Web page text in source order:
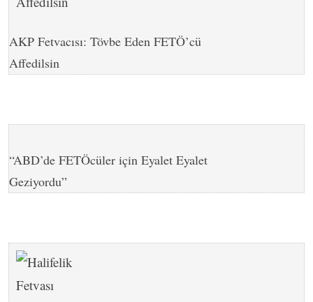
AKP Fetvacısı: Tövbe Eden FETÖ’cü
Affedilsin
“ABD’de FETÖcüler için Eyalet Eyalet
Geziyordu”